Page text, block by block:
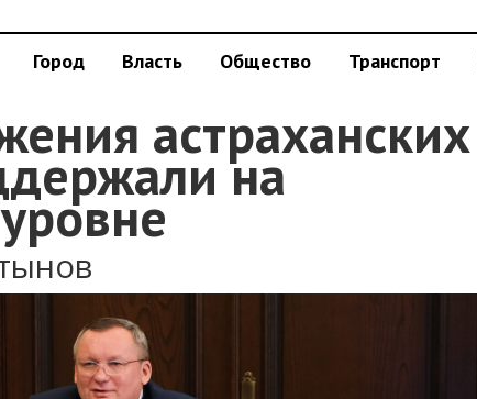
Город Власть Общество Транспорт
астраханских
на